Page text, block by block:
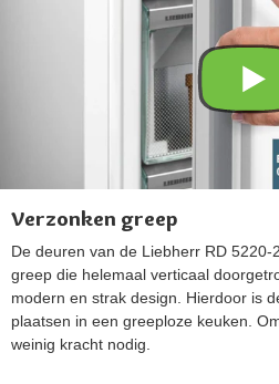
Verzonken greep
De deuren van de Liebherr RD
greep die helemaal verticaal
modern en strak design. Hierdoor is
plaatsen in een greeploze keuken.
weinig kracht nodig.